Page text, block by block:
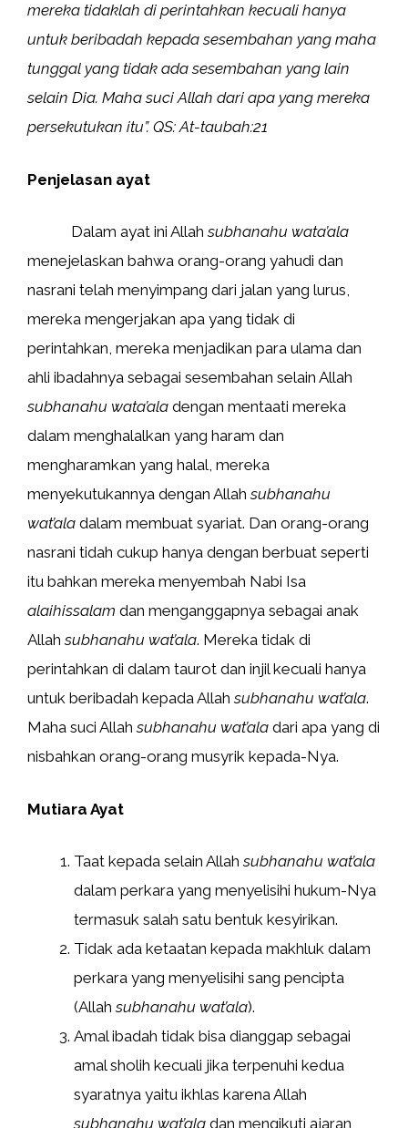
mereka tidaklah di perintahkan kecuali hanya
untuk beribadah kepada sesembahan yang maha
tunggal yang tidak ada sesembahan yang lain
selain Dia. Maha suci Allah dari apa yang mereka
persekutukan itu”. QS: At-taubah:21
Penjelasan ayat
Dalam ayat ini Allahsubhanahu wata’ala
menejelaskan bahwa orang-orang yahudi dan
nasrani telah menyimpang dari jalan yang lurus,
mereka mengerjakan apa yang tidak di
perintahkan, mereka menjadikan para ulama dan
ahli ibadahnya sebagai sesembahan selain Allah
subhanahu wata’ala dengan mentaati mereka
dalam menghalalkan yang haram dan
mengharamkan yang halal, mereka
menyekutukannya dengan Allahsubhanahu
wat’ala dalam membuat syariat. Dan orang-orang
nasrani tidah cukup hanya dengan berbuat seperti
itu bahkan mereka menyembah Nabi Isa
alaihissalam dan menganggapnya sebagai anak
Allahsubhanahu wat’ala. Mereka tidak di
perintahkan di dalam taurot dan injil kecuali hanya
untuk beribadah kepada Allahsubhanahu wat’ala.
Maha suci Allahsubhanahu wat’ala dari apa yang di
nisbahkan orang-orang musyrik kepada-Nya.
Mutiara Ayat
Taat kepada selain Allahsubhanahu wat’ala
dalam perkara yang menyelisihi hukum-Nya
termasuk salah satu bentuk kesyirikan.
Tidak ada ketaatan kepada makhluk dalam
perkara yang menyelisihi sang pencipta
(Allahsubhanahu wat’ala).
Amal ibadah tidak bisa dianggap sebagai
amal sholih kecuali jika terpenuhi kedua
syaratnya yaitu ikhlas karena Allah
subhanahu wat’ala dan mengikuti ajaran